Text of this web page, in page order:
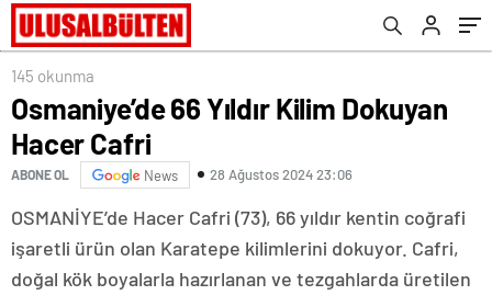
145 okunma
Osmaniye’de 66 Yıldır Kilim Dokuyan
Hacer Cafri
ABONE OL News 28 Ağustos 2024 23:06
OSMANİYE’de Hacer Cafri (73), 66 yıldır kentin coğrafi
işaretli ürün olan Karatepe kilimlerini dokuyor. Cafri,
doğal kök boyalarla hazırlanan ve tezgahlarda üretilen